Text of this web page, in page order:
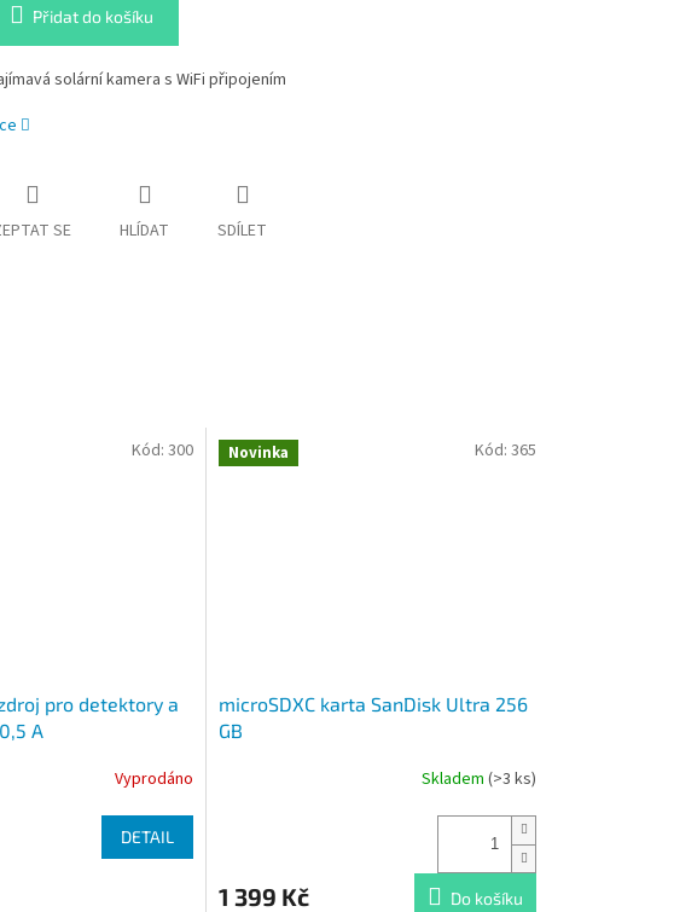
Přidat do košíku
solární kamera s WiFi připojením
SE HLÍDAT SDÍLET
pro detektory a
A
Vyprodáno
DETAIL
Kód: 300 Novinka
microSDXC karta SanDisk Ultra 256
GB
Skladem (>3 ks)
1 399 Kč Do košíku
Kód: 365